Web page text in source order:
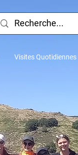
Visites Quotidiennes